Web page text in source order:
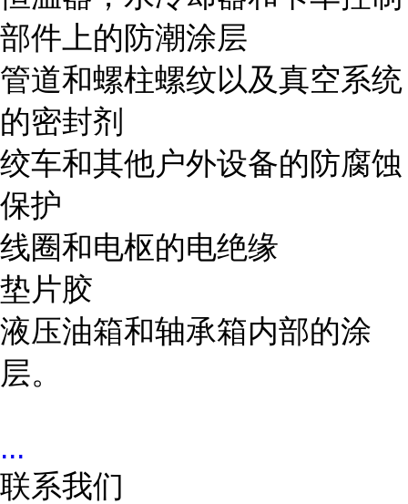
部件上的防潮涂层
管道和螺柱螺纹以及真空系统
的密封剂
绞车和其他户外设备的防腐蚀
保护
线圈和电枢的电绝缘
垫片胶
液压油箱和轴承箱内部的涂
层。
...
联系我们